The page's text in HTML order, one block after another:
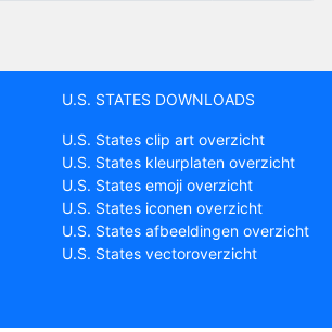
U.S. STATES DOWNLOADS
U.S. States clip art overzicht
U.S. States kleurplaten overzicht
U.S. States emoji overzicht
U.S. States iconen overzicht
U.S. States afbeeldingen overzicht
U.S. States vectoroverzicht